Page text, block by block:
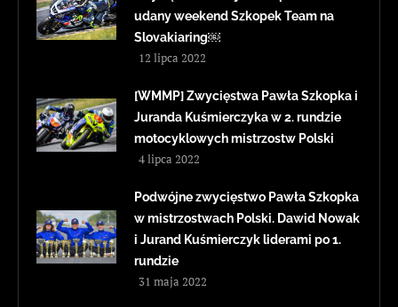
udany weekend Szkopek Team na
Slovakiaring￼
12 lipca 2022
[WMMP] Zwycięstwa Pawła Szkopka i
Juranda Kuśmierczyka w 2. rundzie
motocyklowych mistrzostw Polski
4 lipca 2022
Podwójne zwycięstwo Pawła Szkopka
w mistrzostwach Polski. Dawid Nowak
i Jurand Kuśmierczyk liderami po 1.
rundzie
31 maja 2022